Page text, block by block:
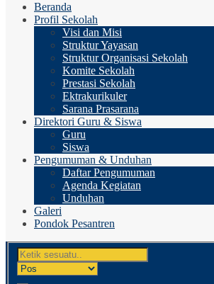
Beranda
Profil Sekolah
Visi dan Misi
Struktur Yayasan
Struktur Organisasi Sekolah
Komite Sekolah
Prestasi Sekolah
Ektrakurikuler
Sarana Prasarana
Direktori Guru & Siswa
Guru
Siswa
Pengumuman & Unduhan
Daftar Pengumuman
Agenda Kegiatan
Unduhan
Galeri
Pondok Pesantren